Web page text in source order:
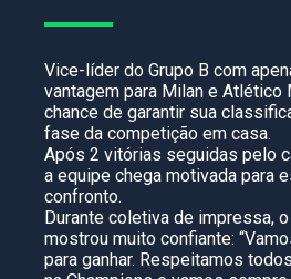
Vice-líder do Grupo B com
vantagem para Milan e Atlético
chance de garantir sua
fase da competição em casa.
Após 2 vitórias seguidas pelo
a equipe chega motivada para
confronto.
Durante coletiva de impressa,
mostrou muito confiante:
para ganhar. Respeitamos